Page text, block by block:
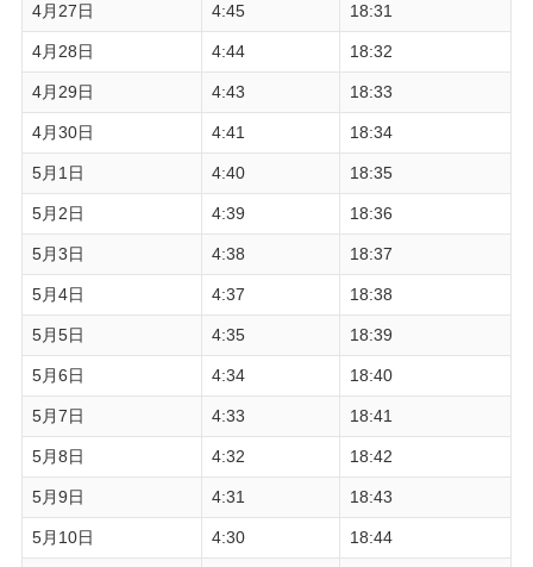
4月27日 4:45 18:31
4月28日 4:44 18:32
4月29日 4:43 18:33
4月30日 4:41 18:34
5月1日 4:40 18:35
5月2日 4:39 18:36
5月3日 4:38 18:37
5月4日 4:37 18:38
5月5日 4:35 18:39
5月6日 4:34 18:40
5月7日 4:33 18:41
5月8日 4:32 18:42
5月9日 4:31 18:43
5月10日 4:30 18:44